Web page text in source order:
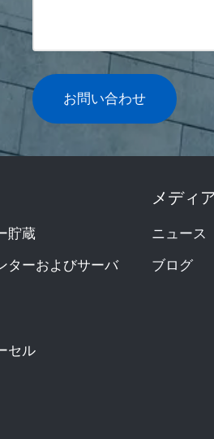
お問い合わせ
貯蔵
ターおよびサーバ
セル
メディ
ニュース
ブログ